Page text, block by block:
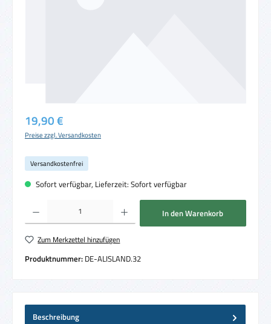
Regulärer Preis:
19,90 €
Preise zzgl. Versandkosten
Versandkostenfrei
Sofort verfügbar, Lieferzeit: Sofort verfügbar
Produkt Anzahl: Gib den gewünschten Wert ein oder benutze die Schaltflächen um
In den Warenkorb
Zum Merkzettel hinzufügen
Produktnummer: DE-ALISLAND.32
Beschreibung